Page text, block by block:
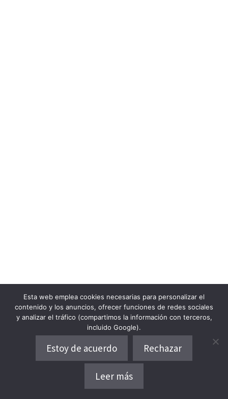
Opiniones del lugar
Esta web emplea cookies necesarias para personalizar el
contenido y los anuncios, ofrecer funciones de redes sociales
y analizar el tráfico (compartimos la información con terceros,
incluido Google).
Estoy de acuerdo Rechazar
Leer más